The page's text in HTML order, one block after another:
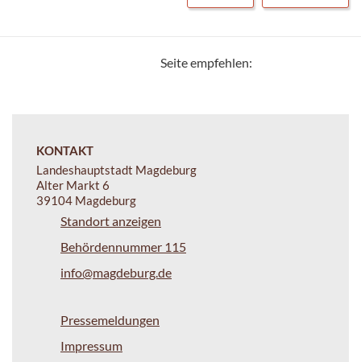
Seite empfehlen:
KONTAKT
Landeshauptstadt Magdeburg
Alter Markt 6
39104 Magdeburg
Standort anzeigen
Behördennummer 115
info@magdeburg.de
Pressemeldungen
Impressum